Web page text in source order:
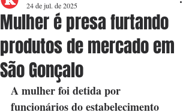
Mulher é presa furtando
produtos de mercado em
São Gonçalo
24 de jul. de 2025
A mulher foi detida por
funcionários do estabelecimento